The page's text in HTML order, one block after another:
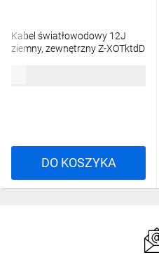
Kabel światłowodowy 12J
ziemny, zewnętrzny Z-XOTktdD
DO KOSZYKA